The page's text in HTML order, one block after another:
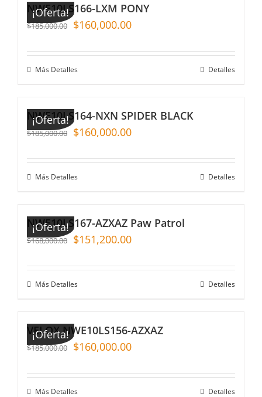
¡Oferta!
NWE10LS166-LXM PONY
$185,000.00 $160,000.00
Más Detalles Detalles
¡Oferta!
NWE10LS164-NXN SPIDER BLACK
$185,000.00 $160,000.00
Más Detalles Detalles
¡Oferta!
NWE10LS167-AZXAZ Paw Patrol
$168,000.00 $151,200.00
Más Detalles Detalles
¡Oferta!
VELOX NWE10LS156-AZXAZ
$185,000.00 $160,000.00
Más Detalles Detalles